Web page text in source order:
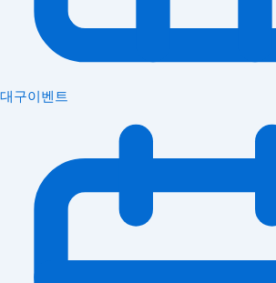
대구이벤트